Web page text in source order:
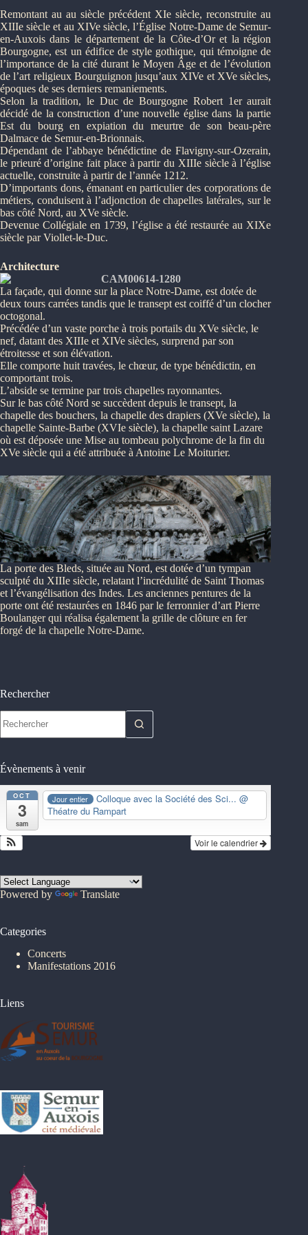
Remontant au au siècle précédent XIe siècle, reconstruite au
XIIIe siècle et au XIVe siècle, l’Église Notre-Dame de Semur-
en-Auxois dans le département de la Côte-d’Or et la région
Bourgogne, est un édifice de style gothique, qui témoigne de
l’importance de la cité durant le Moyen Âge et de l’évolution
de l’art religieux Bourguignon jusqu’aux XIVe et XVe siècles,
époques de ses derniers remaniements.
Selon la tradition, le Duc de Bourgogne Robert 1er aurait
décidé de la construction d’une nouvelle église dans la partie
Est du bourg en expiation du meurtre de son beau-père
Dalmace de Semur-en-Brionnais.
Dépendant de l’abbaye bénédictine de Flavigny-sur-Ozerain,
le prieuré d’origine fait place à partir du XIIIe siècle à l’église
actuelle, construite à partir de l’année 1212.
D’importants dons, émanant en particulier des corporations de
métiers, conduisent à l’adjonction de chapelles latérales, sur le
bas côté Nord, au XVe siècle.
Devenue Collégiale en 1739, l’église a été restaurée au XIXe
siècle par Viollet-le-Duc.
Architecture
La façade, qui donne sur la place Notre-Dame, est dotée de
deux tours carrées tandis que le transept est coiffé d’un clocher
octogonal.
Précédée d’un vaste porche à trois portails du XVe siècle, le
nef, datant des XIIIe et XIVe siècles, surprend par son
étroitesse et son élévation.
Elle comporte huit travées, le chœur, de type bénédictin, en
comportant trois.
L’abside se termine par trois chapelles rayonnantes.
Sur le bas côté Nord se succèdent depuis le transept, la
chapelle des bouchers, la chapelle des drapiers (XVe siècle), la
chapelle Sainte-Barbe (XVIe siècle), la chapelle saint Lazare
où est déposée une Mise au tombeau polychrome de la fin du
XVe siècle qui a été attribuée à Antoine Le Moiturier.
La porte des Bleds, située au Nord, est dotée d’un tympan
sculpté du XIIIe siècle, relatant l’incrédulité de Saint Thomas
et l’évangélisation des Indes. Les anciennes pentures de la
porte ont été restaurées en 1846 par le ferronnier d’art Pierre
Boulanger qui réalisa également la grille de clôture en fer
forgé de la chapelle Notre-Dame.
Rechercher
résultat
Évènements à venir
OCT
3
sam
Jour entier Colloque avec la Société des Sci...@
Théatre du Rampart
Voir le calendrier
Powered by Translate
Categories
Concerts
Manifestations 2016
Liens